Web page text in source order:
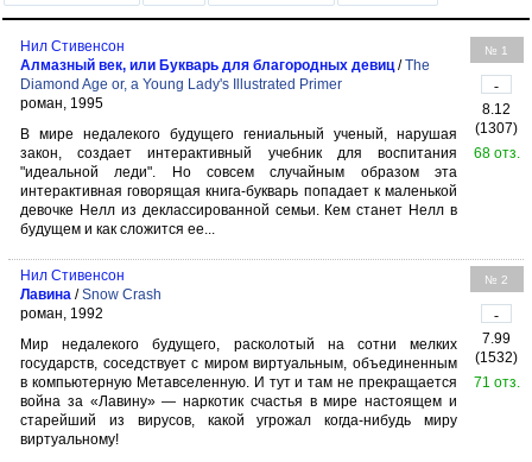
Нил Стивенсон
Алмазный век, или Букварь для благородных девиц/The
Diamond Age or, a Young Lady's Illustrated Primer
роман, 1995
В мире недалекого будущего гениальный ученый, нарушая
закон, создает интерактивный учебник для воспитания
"идеальной леди". Но совсем случайным образом эта
интерактивная говорящая книга-букварь попадает к маленькой
девочке Нелл из деклассированной семьи. Кем станет Нелл в
будущем и как сложится ее...
№ 1
-
8.12
(1307)
68 отз.
Нил Стивенсон
Лавина /Snow Crash
роман, 1992
Мир недалекого будущего, расколотый на сотни мелких
государств, соседствует с миром виртуальным, объединенным
в компьютерную Метавселенную. И тут и там не прекращается
война за «Лавину» — наркотик счастья в мире настоящем и
старейший из вирусов, какой угрожал когда-нибудь миру
виртуальному!
№ 2
-
7.99
(1532)
71 отз.